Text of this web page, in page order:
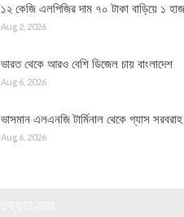
১২ কেজি এলপিজির দাম ৭০ টাকা বাড়িয়ে ১
Aug 2, 2026
ভারত থেকে আরও বেশি ডিজেল চায় বাংলাদেশ
Aug 6, 2026
ভাসমান এলএনজি টার্মিনাল থেকে গ্যাস
Aug 6, 2026